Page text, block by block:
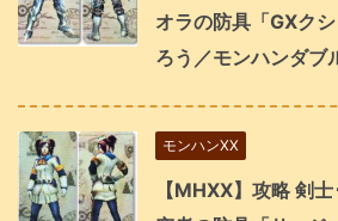
オラの防具「GXク
ろう／モンハンダブ
モンハンXX
【MHXX】攻略 剣